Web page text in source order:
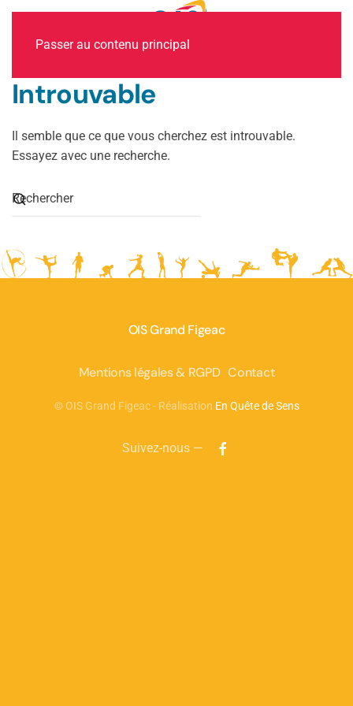
Passer au contenu principal
Introuvable
Il semble que ce que vous cherchez est introuvable.
Essayez avec une recherche.
OIS Grand Figeac
Mentions légales & RGPD Contact
© OIS Grand Figeac - Réalisation En Quête de Sens
Suivez-nous —